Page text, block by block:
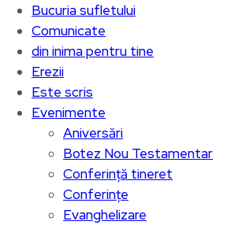
Bucuria sufletului
Comunicate
din inima pentru tine
Erezii
Este scris
Evenimente
Aniversări
Botez Nou Testamentar
Conferință tineret
Conferințe
Evanghelizare